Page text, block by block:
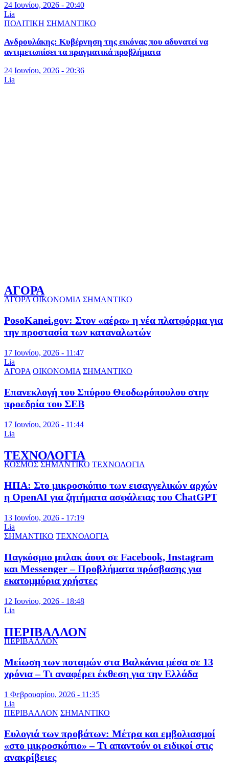
24 Ιουνίου, 2026 - 20:40
Lia
ΠΟΛΙΤΙΚΗ ΣΗΜΑΝΤΙΚΟ
Ανδρουλάκης: Κυβέρνηση της εικόνας που αδυνατεί να
αντιμετωπίσει τα πραγματικά προβλήματα
24 Ιουνίου, 2026 - 20:36
Lia
ΑΓΟΡΑ
ΑΓΟΡΑ ΟΙΚΟΝΟΜΙΑ ΣΗΜΑΝΤΙΚΟ
PosoKanei.gov: Στον «αέρα» η νέα πλατφόρμα για
την προστασία των καταναλωτών
17 Ιουνίου, 2026 - 11:47
Lia
ΑΓΟΡΑ ΟΙΚΟΝΟΜΙΑ ΣΗΜΑΝΤΙΚΟ
Επανεκλογή του Σπύρου Θεοδωρόπουλου στην
προεδρία του ΣΕΒ
17 Ιουνίου, 2026 - 11:44
Lia
ΤΕΧΝΟΛΟΓΙΑ
ΚΟΣΜΟΣ ΣΗΜΑΝΤΙΚΟ ΤΕΧΝΟΛΟΓΙΑ
ΗΠΑ: Στο μικροσκόπιο των εισαγγελικών αρχών
η OpenAI για ζητήματα ασφάλειας του ChatGPT
13 Ιουνίου, 2026 - 17:19
Lia
ΣΗΜΑΝΤΙΚΟ ΤΕΧΝΟΛΟΓΙΑ
Παγκόσμιο μπλακ άουτ σε Facebook, Instagram
και Messenger – Προβλήματα πρόσβασης για
εκατομμύρια χρήστες
12 Ιουνίου, 2026 - 18:48
Lia
ΠΕΡΙΒΑΛΛΟΝ
ΠΕΡΙΒΑΛΛΟΝ
Μείωση των ποταμών στα Βαλκάνια μέσα σε 13
χρόνια – Τι αναφέρει έκθεση για την Ελλάδα
1 Φεβρουαρίου, 2026 - 11:35
Lia
ΠΕΡΙΒΑΛΛΟΝ ΣΗΜΑΝΤΙΚΟ
Ευλογιά των προβάτων: Μέτρα και εμβολιασμοί
«στο μικροσκόπιο» – Τι απαντούν οι ειδικοί στις
ανακρίβειες